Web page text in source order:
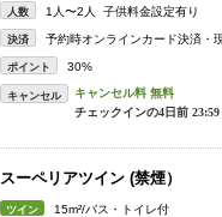
人数 1人〜2人 子供料金設定有り
決済 予約時オンラインカード決済・
ポイント 30%
キャンセル
スーペリアツイン (禁煙）
ツイン 15m²/バス・トイレ付